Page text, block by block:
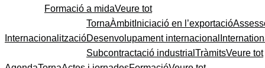
Formació a midaVeure tot
Internacionalització
TornaÀmbitIniciació en l’exportació
Desenvolupament internacional
Subcontractació industrial TràmitsVeure tot